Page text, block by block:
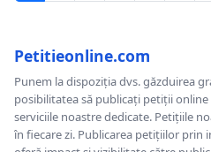
Petitieonline.com
Punem la dispoziția dvs. găzduirea
posibilitatea să publicați petiții
serviciile noastre dedicate. Petițiile
în fiecare zi. Publicarea petițiilor prin